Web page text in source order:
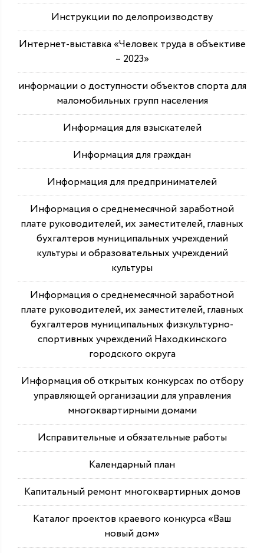
Инструкции по делопроизводству
Интернет-выставка «Человек труда в объективе
– 2023»
информации о доступности объектов спорта для
маломобильных групп населения
Информация для взыскателей
Информация для граждан
Информация для предпринимателей
Информация о среднемесячной заработной
плате руководителей, их заместителей, главных
бухгалтеров муниципальных учреждений
культуры и образовательных учреждений
культуры
Информация о среднемесячной заработной
плате руководителей, их заместителей, главных
бухгалтеров муниципальных физкультурно-
спортивных учреждений Находкинского
городского округа
Информация об открытых конкурсах по отбору
управляющей организации для управления
многоквартирными домами
Исправительные и обязательные работы
Календарный план
Капитальный ремонт многоквартирных домов
Каталог проектов краевого конкурса «Ваш
новый дом»